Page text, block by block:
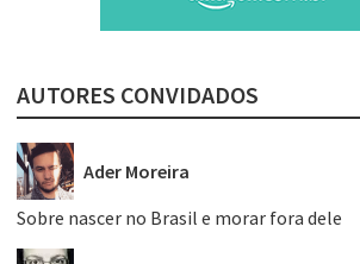
AUTORES CONVIDADOS
Ader Moreira
Sobre nascer no Brasil e morar fora dele